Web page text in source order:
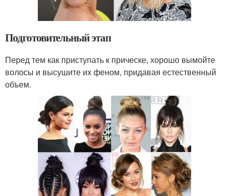
Подготовительный этап
Перед тем как приступать к прическе, хорошо вымойте
волосы и высушите их феном, придавая естественный
объем.